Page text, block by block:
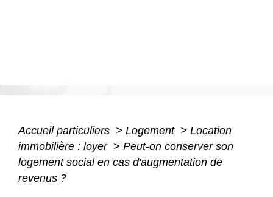
Accueil particuliers > Logement > Location
immobilière : loyer > Peut-on conserver son
logement social en cas d'augmentation de
revenus ?